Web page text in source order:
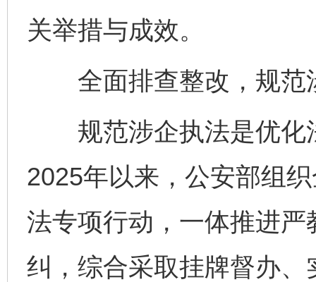
关举措与成效。
全面排查整改，规范
规范涉企执法是优化
2025年以来，公安部组
法专项行动，一体推进
纠，综合采取挂牌督办